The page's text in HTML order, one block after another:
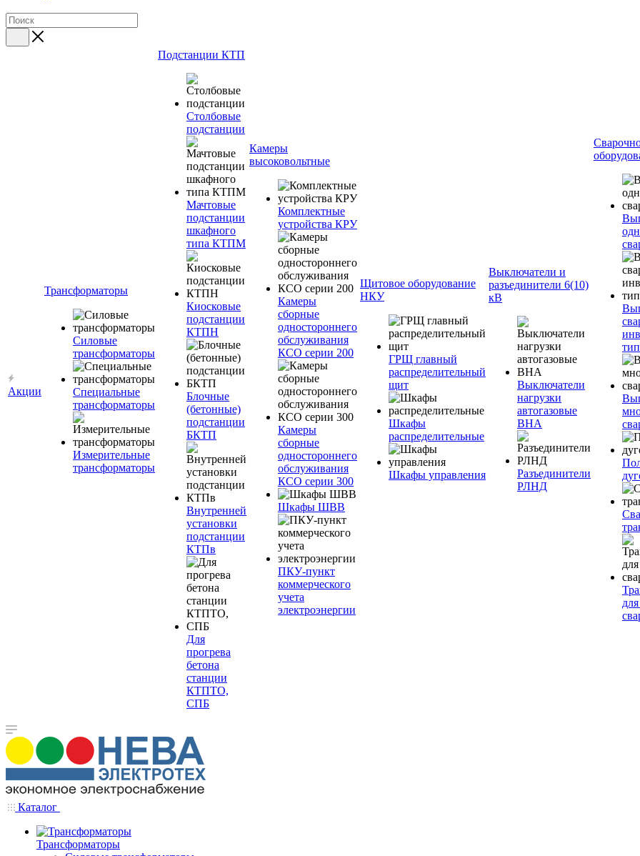
Акции
Трансформаторы
Силовые
трансформаторы
Специальные
трансформаторы
Измерительные
трансформаторы
Подстанции КТП
Столбовые
подстанции
Мачтовые
подстанции
шкафного
типа КТПМ
Киосковые
подстанции
КТПН
Блочные
(бетонные)
подстанции
БКТП
Внутренней
установки
подстанции
КТПв
Для
прогрева
бетона
станции
КТПТО,
СПБ
Камеры
высоковольтные
Комплектные
устройства КРУ
Камеры
сборные
одностороннего
обслуживания
КСО серии 200
Камеры
сборные
одностороннего
обслуживания
КСО серии 300
Шкафы ШВВ
ПКУ-пункт
коммерческого
учета
электроэнергии
Щитовое оборудование
НКУ
ГРЩ главный
распределительный
щит
Шкафы
распределительные
Шкафы управления
Выключатели и
разъединители 6(10)
кВ
Выключатели
нагрузки
автогазовые
ВНА
Разъединители
РЛНД
Каталог
Трансформаторы